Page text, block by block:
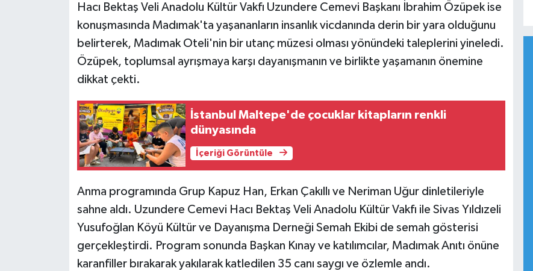
Hacı Bektaş Veli Anadolu Kültür Vakfı Uzundere Cemevi Başkanı İbrahim Özüpek ise
konuşmasında Madımak'ta yaşananların insanlık vicdanında derin bir yara olduğunu
belirterek, Madımak Oteli'nin bir utanç müzesi olması yönündeki taleplerini yineledi.
Özüpek, toplumsal ayrışmaya karşı dayanışmanın ve birlikte yaşamanın önemine
dikkat çekti.
İstanbul Maltepe'de çocuklar kitapların renkli
dünyasında
İçeriği Görüntüle
Anma programında Grup Kapuz Han, Erkan Çakıllı ve Neriman Uğur dinletileriyle
sahne aldı. Uzundere Cemevi Hacı Bektaş Veli Anadolu Kültür Vakfı ile Sivas Yıldızeli
Yusufoğlan Köyü Kültür ve Dayanışma Derneği Semah Ekibi de semah gösterisi
gerçekleştirdi. Program sonunda Başkan Kınay ve katılımcılar, Madımak Anıtı önüne
karanfiller bırakarak yakılarak katledilen 35 canı saygı ve özlemle andı.